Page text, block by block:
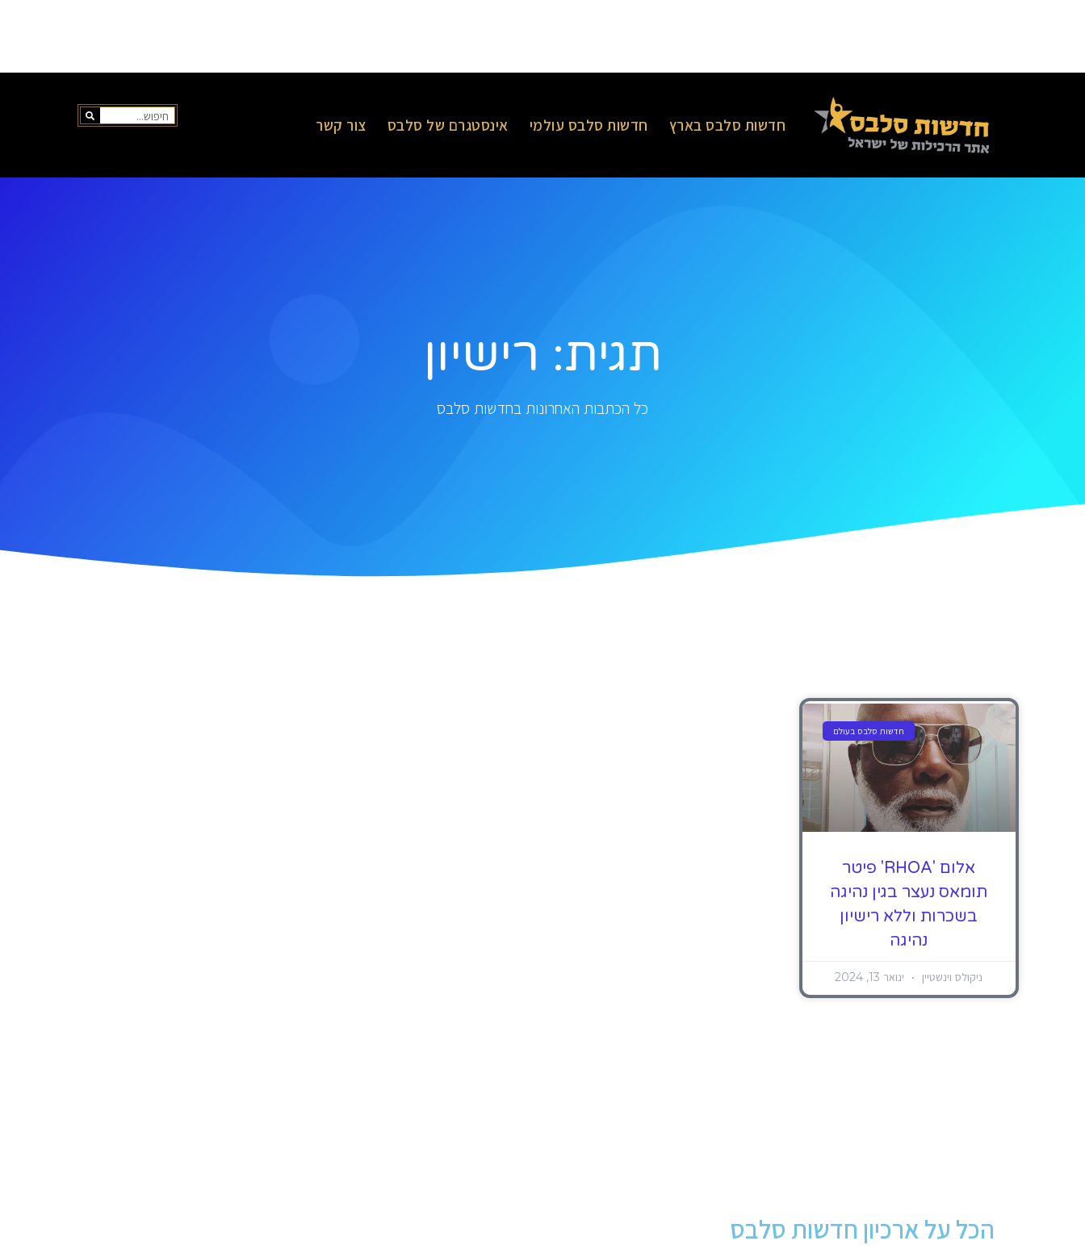
חדשות סלבס בארץ חדשות סלבס עולמי אינסטגרם של סלבס צור קשר
תגית: רישיון
כל הכתבות האחרונות בחדשות סלבס
חדשות סלבס בעולם
אלום 'RHOA' פיטר
תומאס נעצר בגין נהיגה
בשכרות וללא רישיון
נהיגה
ניקולס וינשטיין ינואר 13, 2024
הכל על ארכיון חדשות סלבס